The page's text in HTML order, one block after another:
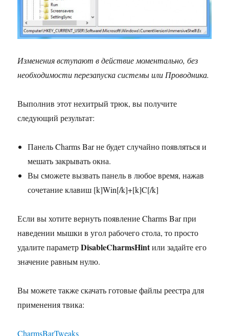
Изменения вступают в действие моментально, без
необходимости перезапуска системы или Проводника.
Выполнив этот нехитрый трюк, вы получите
следующий результат:
Панель Charms Bar не будет случайно появляться и
мешать закрывать окна.
Вы сможете вызвать панель в любое время, нажав
сочетание клавиш [k]Win[/k]+[k]C[/k]
Если вы хотите вернуть появление Charms Bar при
наведении мышки в угол рабочего стола, то просто
удалите параметрDisableCharmsHintили задайте его
значение равным нулю.
Вы можете также скачать готовые файлы реестра для
применения твика:
CharmsBarTweaks